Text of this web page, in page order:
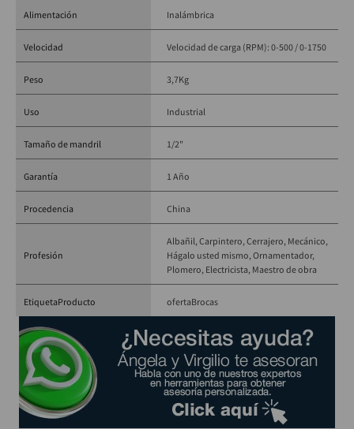
Incluye:
(1) Taladro Percutor DCD7781
(1) Kit de 100 piezas con:
Brocas para madera, metal y concreto
Puntas PH, PZ, SL, Hex y Torx
Adaptadores magnéticos
Sierras copa (1-1/4" y 1-3/4") [32 mm y 44 mm]
Adaptadores para tuercas (5 mm a 13 mm)
Broca avellanadora
Alimentación Inalámbrica
Velocidad Velocidad de carga (RPM): 0-500 / 0-1750
Peso 3,7Kg
Uso Industrial
Tamaño de mandril 1/2"
Garantía 1 Año
Procedencia China
Profesión
Albañil Carpintero Cerrajero Mecánico
Hágalo usted mismo Ornamentador
Plomero Electricista Maestro de obra
EtiquetaProducto ofertaBrocas